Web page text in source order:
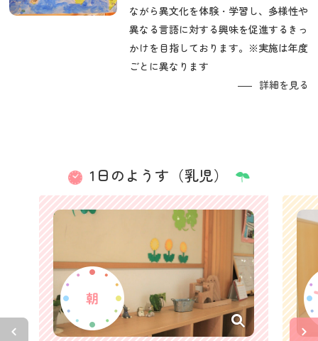
ながら異文化を体験・学習し、多様性や
異なる言語に対する興味を促進するきっ
かけを目指しております。※実施は年度
ごとに異なります
詳細を見る
1日のようす（乳児）